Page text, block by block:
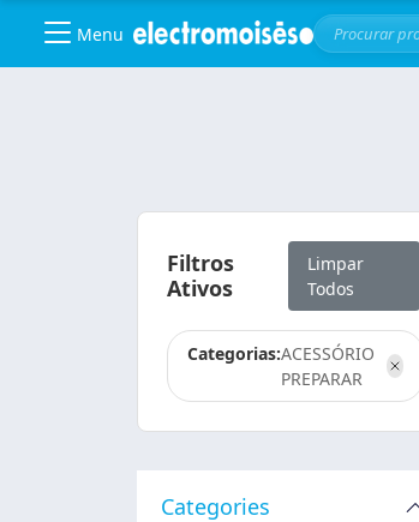
Menu
Filtros
Ativos
Limpar
Todos
Categorias:ACESSÓRIO
PREPARAR
Categories